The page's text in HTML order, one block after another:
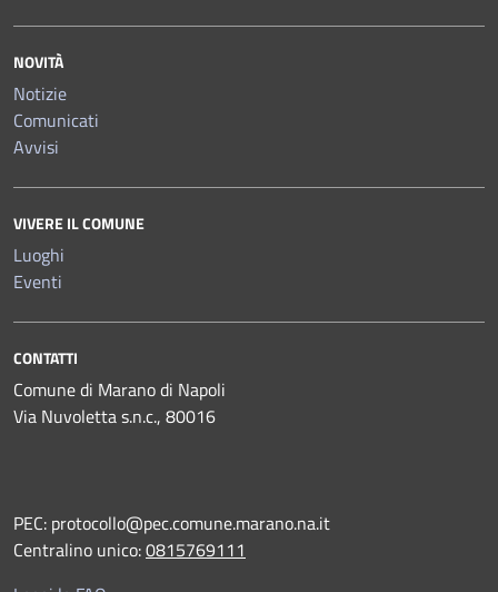
NOVITÀ
Notizie
Comunicati
Avvisi
VIVERE IL COMUNE
Luoghi
Eventi
CONTATTI
Comune di Marano di Napoli
Via Nuvoletta s.n.c., 80016
PEC: protocollo@pec.comune.marano.na.it
Centralino unico:0815769111